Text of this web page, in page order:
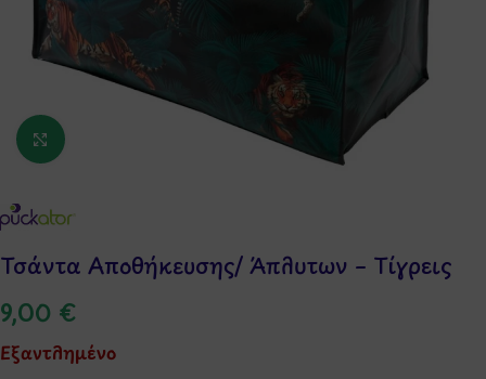
Κάντε κλικ για μεγέθυνση
Τσάντα Αποθήκευσης/ Άπλυτων – Τίγρεις
9,00 €
Εξαντλημένο